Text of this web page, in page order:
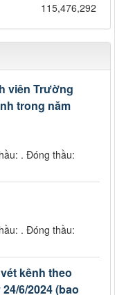
115,476,292
viên Trường
trong năm
. Đóng thầu:
. Đóng thầu:
kênh theo
6/2024 (bao